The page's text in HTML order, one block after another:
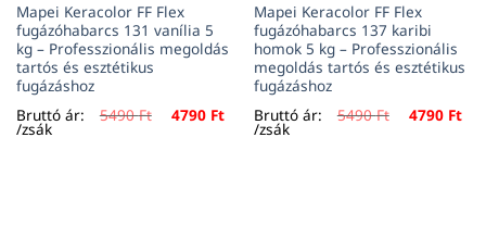
Mapei Keracolor FF Flex
fugázóhabarcs 131 vanília 5
kg – Professzionális megoldás
tartós és esztétikus
fugázáshoz
Bruttó ár:
5490Ft Original
price
4790 FtCurrent
price
/zsák
Mapei Keracolor FF Flex
fugázóhabarcs 137 karibi
homok 5 kg – Professzionális
megoldás tartós és esztétikus
fugázáshoz
Bruttó ár:
5490Ft Original
price
4790 Ft
/zsák